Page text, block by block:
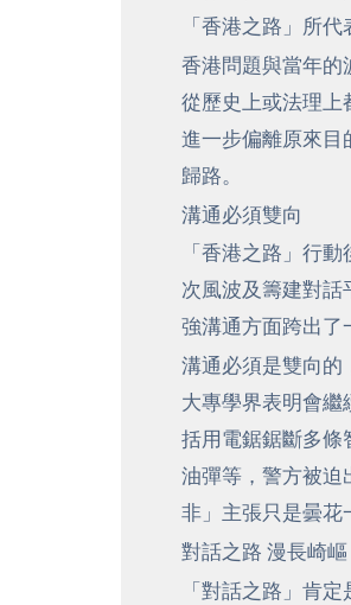
「香港之路」所
香港問題與當年的
從歷史上或法理上
進一步偏離原來目
歸路。
溝通必須雙向
「香港之路」行
次風波及籌建對
強溝通方面跨出了
溝通必須是雙向的
大專學界表明會
括用電鋸鋸斷多條
油彈等，警方被迫
非」主張只是曇花
對話之路 漫長崎嶇
「對話之路」肯